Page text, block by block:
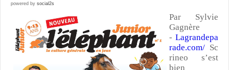
powered by social2s
Par Sylvie
Gagnère
- Lagrandepa
rade.com/ Sc
rineo s’est
bien